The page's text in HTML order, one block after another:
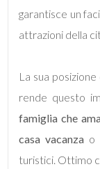
garantisce un
attrazioni della
La sua
rende questo
famiglia che
casa vacanza o
turistici. Ottimo
Qualsiasi
2